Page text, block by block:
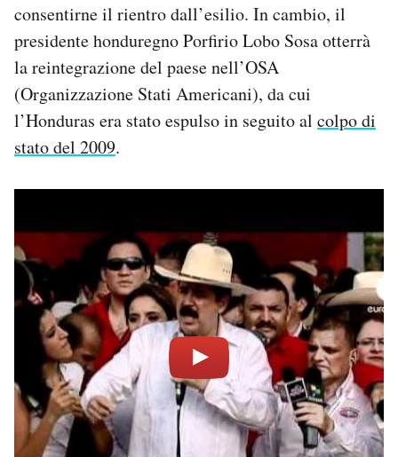
AREA PERSONALE
Area Personale
Newsletter
Notifiche mobile
Regala il Post
Esci
consentirne il rientro dall’esilio. In cambio, il
presidente honduregno Porfirio Lobo Sosa otterrà
la reintegrazione del paese nell’OSA
(Organizzazione Stati Americani), da cui
l’Honduras era stato espulso in seguito al colpo di
stato del 2009.